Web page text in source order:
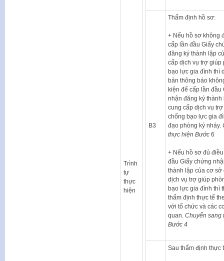
Trình
tự
thực
hiện
B3
Thẩm định hồ sơ:
+ Nếu hồ sơ không
cấp lần đầu Giấy
đăng ký thành lập
cấp dịch vụ trợ giúp
bạo lực gia đình thì
bản thông báo
kiện để cấp lần đầu
nhận đăng ký
cung cấp dịch vụ
chống bạo lực gia
đạo phòng ký nháy.
thực hiện Bước6
+ Nếu hồ sơ đủ
đầu Giấy chứng
thành lập của cơ sở
dịch vụ trợ giúp
bạo lực gia đình thì
thẩm định thực tế
với tổ chức và các
quan. Chuyển sang
Bước 4
Sau thẩm định thực